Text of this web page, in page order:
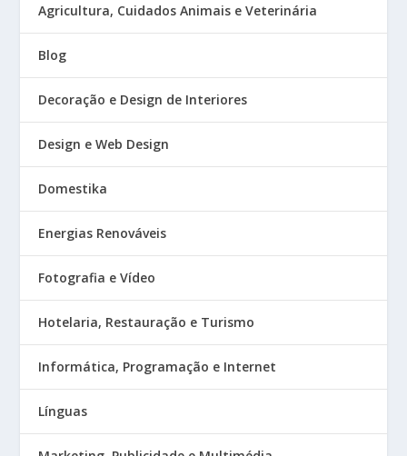
Agricultura, Cuidados Animais e Veterinária
Blog
Decoração e Design de Interiores
Design e Web Design
Domestika
Energias Renováveis
Fotografia e Vídeo
Hotelaria, Restauração e Turismo
Informática, Programação e Internet
Línguas